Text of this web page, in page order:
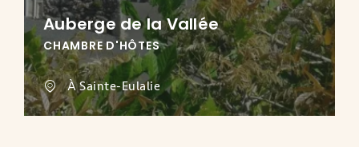
Auberge de la Vallée
CHAMBRE D'HÔTES
À Sainte-Eulalie